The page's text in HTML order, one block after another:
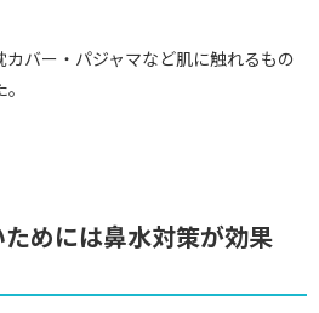
バー・パジャマなど肌に触れるもの
めには鼻水対策が効果